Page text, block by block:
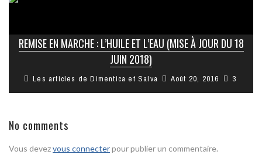
REMISE EN MARCHE : L’HUILE ET L’EAU (MISE À JOUR DU 18
JUIN 2018)
Les articles de Dimentica et Salva Août 20, 2016 3
No comments
Vous devezvous connecterpour publier un commentaire.